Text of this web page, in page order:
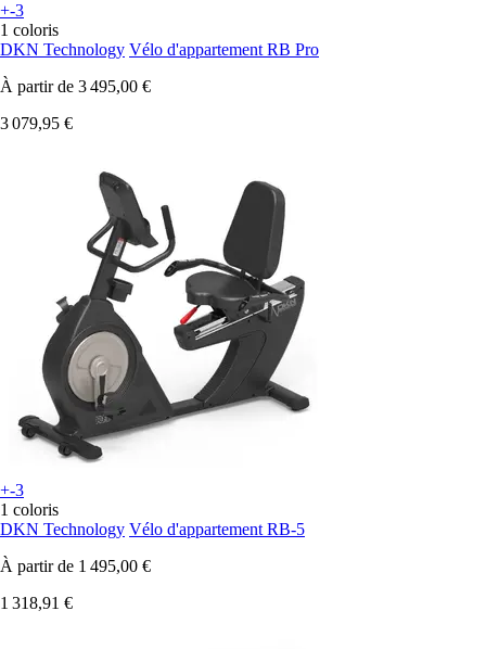
+-3
1 coloris
DKN Technology Vélo d'appartement RB Pro
À partir de 3 495,00 €
3 079,95 €
+-3
1 coloris
DKN Technology Vélo d'appartement RB-5
À partir de 1 495,00 €
1 318,91 €